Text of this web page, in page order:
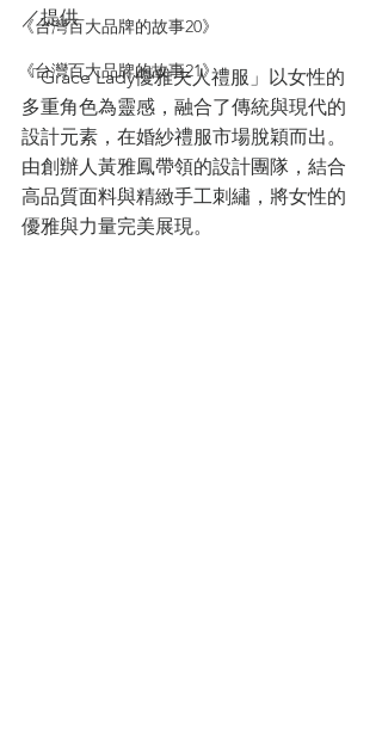
《台灣百大品牌的故事20》
《台灣百大品牌的故事21》
／提供
「Grace Lady優雅夫人禮服」以女性的
多重角色為靈感，融合了傳統與現代的
設計元素，在婚紗禮服市場脫穎而出。
由創辦人黃雅鳳帶領的設計團隊，結合
高品質面料與精緻手工刺繡，將女性的
優雅與力量完美展現。